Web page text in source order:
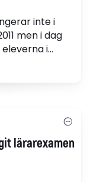
inte i
men i dag
i
(pdf)
lärarexamen